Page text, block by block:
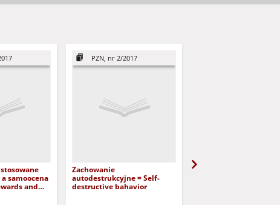
samoocena
and
PZN, nr 2/2017
Zachowanie
autodestrukcyjne = Self-
destructive bahavior